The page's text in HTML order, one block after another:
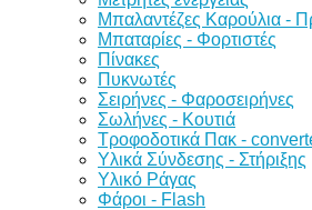
Μπαλαντέζες Καρούλια -
Μπαταρίες - Φορτιστές
Πίνακες
Πυκνωτές
Σειρήνες - Φαροσειρήνες
Σωλήνες - Κουτιά
Τροφοδοτικά Πακ -
Υλικά Σύνδεσης - Στήριξης
Υλικό Ράγας
Φάροι - Flash